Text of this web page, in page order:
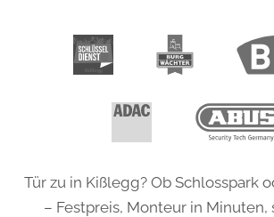
Tür zu in Kißlegg? Ob Schlosspark
– Festpreis, Monteur in Minuten,